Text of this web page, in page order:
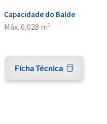
Capacidade do Balde
Máx. 0,028 m³
Ficha Técnica